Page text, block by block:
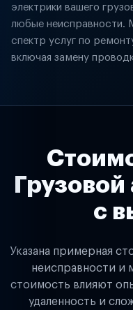
электрики вашего
любые неисправности.
спектр услуг по
включая замену
с
Указана примерная
неисправности и
стоимость влияют
удаленность и